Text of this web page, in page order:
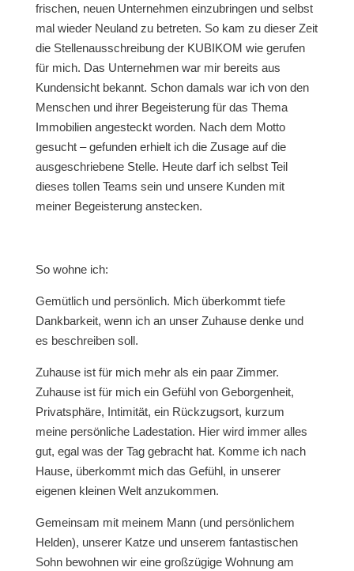
frischen, neuen Unternehmen einzubringen und selbst
mal wieder Neuland zu betreten. So kam zu dieser Zeit
die Stellenausschreibung der KUBIKOM wie gerufen
für mich. Das Unternehmen war mir bereits aus
Kundensicht bekannt. Schon damals war ich von den
Menschen und ihrer Begeisterung für das Thema
Immobilien angesteckt worden. Nach dem Motto
gesucht – gefunden erhielt ich die Zusage auf die
ausgeschriebene Stelle. Heute darf ich selbst Teil
dieses tollen Teams sein und unsere Kunden mit
meiner Begeisterung anstecken.
So wohne ich:
Gemütlich und persönlich. Mich überkommt tiefe
Dankbarkeit, wenn ich an unser Zuhause denke und
es beschreiben soll.
Zuhause ist für mich mehr als ein paar Zimmer.
Zuhause ist für mich ein Gefühl von Geborgenheit,
Privatsphäre, Intimität, ein Rückzugsort, kurzum
meine persönliche Ladestation. Hier wird immer alles
gut, egal was der Tag gebracht hat. Komme ich nach
Hause, überkommt mich das Gefühl, in unserer
eigenen kleinen Welt anzukommen.
Gemeinsam mit meinem Mann (und persönlichem
Helden), unserer Katze und unserem fantastischen
Sohn bewohnen wir eine großzügige Wohnung am